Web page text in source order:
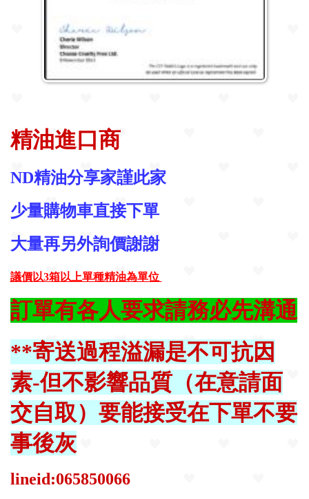
精油進口商
ND精油分享家謹此家
少量購物車直接下單
大量再另外詢價謝謝
議價以3箱以上單種精油為單位
訂單有各人要求請務必先溝通
**寄送過程溢漏是不可抗因
素-但不影響品質（在意請面
交自取） 要能接受在下單不要
事後灰
lineid:065850066